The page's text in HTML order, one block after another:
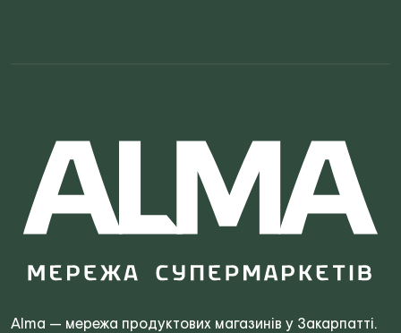
Alma — мережа продуктових магазинів у Закарпатті.